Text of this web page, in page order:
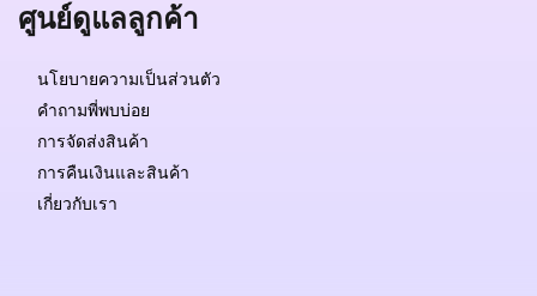
ศูนย์ดูแลลูกค้า
นโยบายความเป็นส่วนตัว
คำถามพี่พบบ่อย
การจัดส่งสินค้า
การคืนเงินและสินค้า
เกี่ยวกับเรา